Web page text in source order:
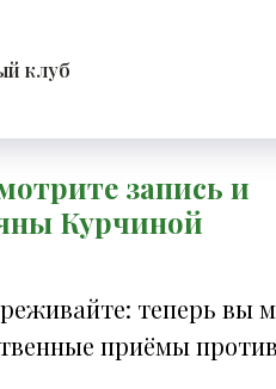
клуб
запись и
Курчиной
теперь вы
приёмы